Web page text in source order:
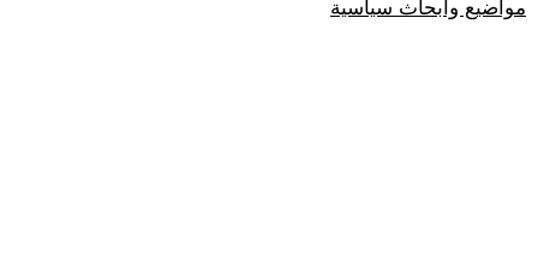
مواضيع وابحاث سياسية